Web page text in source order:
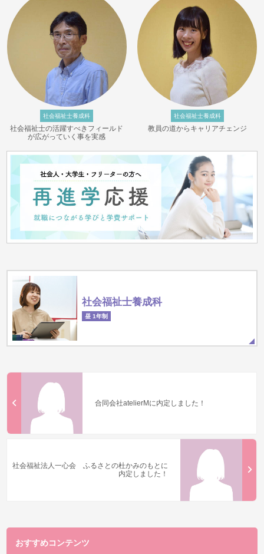
社会福祉士養成科
社会福祉士の活躍すべきフィールド
が広がっていく事を実感
社会福祉士養成科
教員の道からキャリアチェンジ
社会福祉士養成科
昼 1年制
合同会社atelierMに内定しました！
社会福祉法人一心会 ふるさとの杜かみのもとに
内定しました！
おすすめコンテンツ